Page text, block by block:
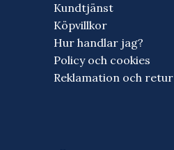
Kundtjänst
Köpvillkor
Hur handlar jag?
Policy och cookies
Reklamation och retur